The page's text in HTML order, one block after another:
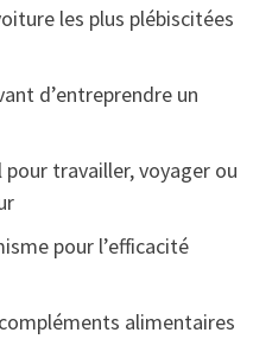
les plus plébiscitées
d’entreprendre un
pour travailler, voyager ou
pour l’efficacité
alimentaires